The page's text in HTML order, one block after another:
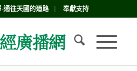
通往天國的道路 奉獻支持